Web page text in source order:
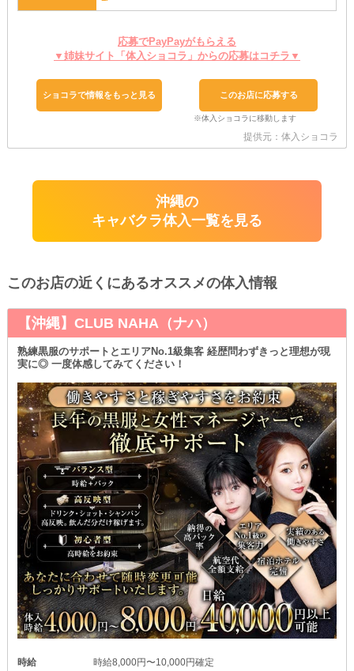
応募でPayPayがもらえる
▼姉妹サイト「体入ショコラ」からの応募はコチラ▼
ショコラで情報をもっと見る このお店に応募する
提供元：体入ショコラ
沖縄の
キャバクラ体入一覧を見る
このお店の近くにあるオススメの体入情報
【沖縄】CLUB NAHA（ナハ）
熟練黒服のサポートとエリアNo.1級集客 経歴問わずきっと理想が現
実に◎ 一度体感してみてください！
時給
時給8,000円〜10,000円確定